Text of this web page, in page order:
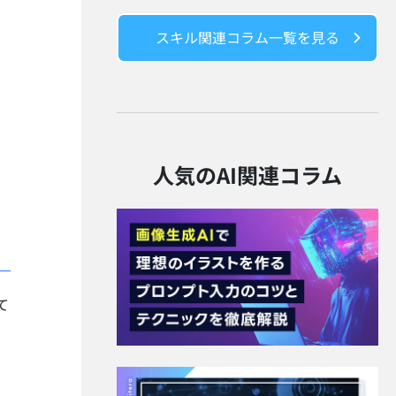
スキル関連コラム一覧を見る
人気のAI関連コラム